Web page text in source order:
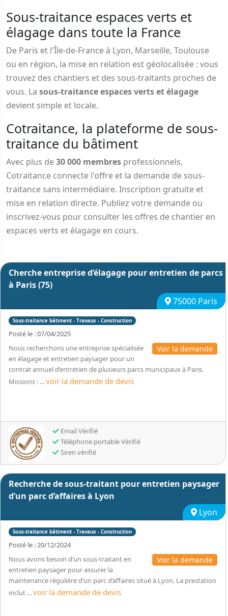
Sous-traitance espaces verts et
élagage dans toute la France
De Paris et l'Île-de-France à Lyon, Marseille, Toulouse
ou en région, la mise en relation est géolocalisée : vous
trouvez des chantiers et des sous-traitants proches de
vous. La sous-traitance espaces verts et élagage
devient simple et locale.
Cotraitance, la plateforme de sous-
traitance du bâtiment
Avec plus de30 000 membres professionnels,
Cotraitance connecte l'offre et la demande de sous-
traitance sans intermédiaire. Inscription gratuite et
mise en relation directe. Publiez votre demande ou
inscrivez-vous pour consulter les offres de chantier en
espaces verts et élagage en cours.
Cherche entreprise d’élagage pour entretien de parcs
à Paris (75)
75000 Paris
Sous-traitance bâtiment - Travaux - Construction
Posté le : 07/04/2025
Voir la demande
Nous recherchons une entreprise spécialisée
en élagage et entretien paysager pour un
contrat annuel d’entretien de plusieurs parcs municipaux à Paris.
Missions : ...voir la demande de devis
Email Vérifié
Téléphone portable Vérifié
Siren vérifié
Recherche de sous-traitant pour entretien paysager
d’un parc d’affaires à Lyon
Lyon
Sous-traitance bâtiment - Travaux - Construction
Posté le : 20/12/2024
Voir la demande
Nous avons besoin d’un sous-traitant en
entretien paysager pour assurer la
maintenance régulière d’un parc d’affaires situé à Lyon. La prestation
inclut ...voir la demande de devis